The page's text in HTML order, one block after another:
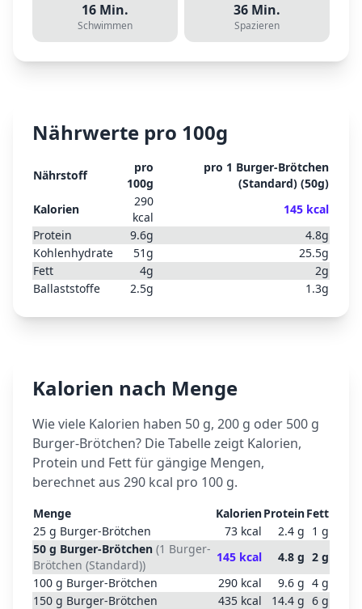
16 Min.
Schwimmen
36 Min.
Spazieren
Nährwerte pro 100g
Nährstoff
pro
100g
pro 1 Burger-Brötchen
(Standard) (50g)
Kalorien
290
kcal
145 kcal
Protein
9.6g 4.8g
Kohlenhydrate
51g 25.5g
Fett
4g 2g
Ballaststoffe
2.5g 1.3g
Kalorien nach Menge
Wie viele Kalorien haben 50 g, 200 g oder 500 g
Burger-Brötchen? Die Tabelle zeigt Kalorien,
Protein und Fett für gängige Mengen,
berechnet aus 290 kcal pro 100 g.
Menge KalorienProteinFett
25 g Burger-Brötchen 73 kcal 2.4 g 1 g
50 g Burger-Brötchen (1 Burger-
Brötchen (Standard))
145 kcal 4.8 g 2 g
100 g Burger-Brötchen 290 kcal 9.6 g 4 g
150 g Burger-Brötchen 435 kcal 14.4 g 6 g